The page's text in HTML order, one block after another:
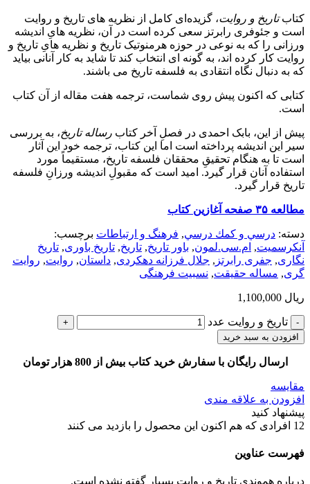
کتابتاریخ و روایت، گزیده‌ای کامل از نظریه­ های تاریخ و روایت
است و جئوفری رابرتز سعی کرده است در آن، نظریه­ هایِ اندیشه
ورزانی را که به نوعی در حوزه هرمنوتیک تاریخ و نظریه ­هایِ تاریخ و
روایت کار کرده ­اند، به گونه­ ای انتخاب کند تا شاید به کار آنانی بیاید
که به دنبال نگاه انتقادی به فلسفه تاریخ می ­باشند.
کتابی که اکنون پیش روی شماست، ترجمه هفت مقاله از آن کتاب
است.
پیش از این، بابک احمدی در فصلِ آخر کتاب رساله تاریخ، به بررسی
سیر این اندیشه پرداخته است اما این کتاب، ترجمه خود این آثار
است تا به هنگام تحقیقِ محققان فلسفه تاریخ، مستقیماً مورد
استفاده آنان قرار گیرد. امید است که مقبولِ اندیشه ورزانِ فلسفه
تاریخ قرار گیرد.
مطالعه ۳۵ صفحه آغازین کتاب
دسته: درسي و كمك درسي, فرهنگ و ارتباطات برچسب:
آنکرسمیت, ام.سی.لمون, باور تاریخ, تاریخ, تاریخ باوری, تاریخ
نگاری, جفری رابرتز , جلال فرزانه دهکردی, داستان, روایت, روایت
گری, مساله حقیقت, نسبیت فرهنگی
ریال
تاریخ و روایت عدد
افزودن به سبد خرید
ارسال رایگان با سفارش خرید کتاب بیش از 800 هزار تومان
مقایسه
افزودن به علاقه مندی
پیشنهاد کنید
12 افرادی که هم اکنون این محصول را بازدید می کنند
فهرست عناوین
درباره هموندیِ تاریخ و روایت بسیار گفته نشده است.